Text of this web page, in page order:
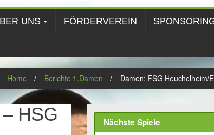
UNS FÖRDERVEREIN
Home / Berichte 1.Damen / Damen: FSG Heuchelheim/
HSG
Nächste Spiele